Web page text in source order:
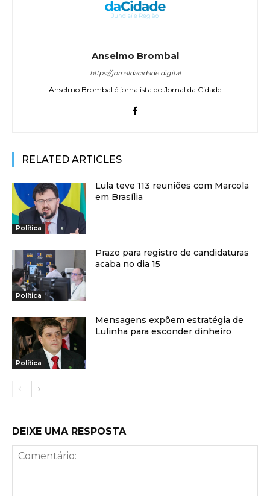
Anselmo Brombal
https://jornaldacidade.digital
Anselmo Brombal é jornalista do Jornal da Cidade
RELATED ARTICLES
Política
Lula teve 113 reuniões com Marcola
em Brasília
Política
Prazo para registro de candidaturas
acaba no dia 15
Política
Mensagens expõem estratégia de
Lulinha para esconder dinheiro
DEIXE UMA RESPOSTA